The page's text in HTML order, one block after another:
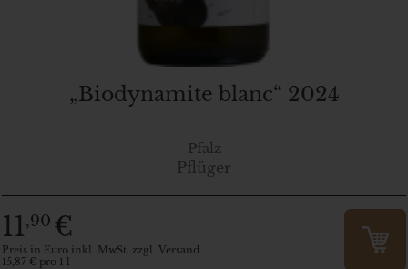
„Biodynamite blanc“ 2024
Pfalz
Pflüger
11,90 €
Preis in Euro inkl. MwSt. zzgl. Versand
15,87 € pro 1 l